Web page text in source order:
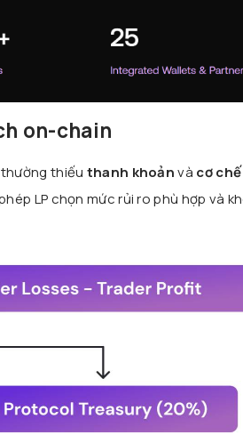
on-chain
thiếu thanh khoảnvà cơ
LP chọn mức rủi ro phù hợp và